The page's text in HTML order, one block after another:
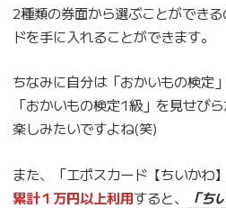
2種類の券面から選ぶことができ
ドを手に入れることができます。
ちなみに自分は「おかいもの検定
「おかいもの検定1級」を見せび
楽しみたいですよね(笑)
また、「エポスカード【ちいかわ】
累計１万円以上利用すると、
「ち